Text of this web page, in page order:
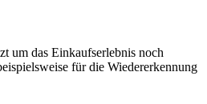
um das Einkaufserlebnis noch
für die Wiedererkennung